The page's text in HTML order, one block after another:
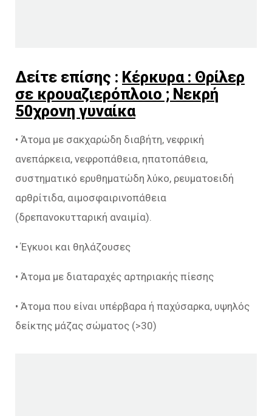
Δείτε επίσης : Κέρκυρα : Θρίλερ
σε κρουαζιερόπλοιο ; Νεκρή
50χρονη γυναίκα
• Άτομα με σακχαρώδη διαβήτη, νεφρική
ανεπάρκεια, νεφροπάθεια, ηπατοπάθεια,
συστηματικό ερυθηματώδη λύκο, ρευματοειδή
αρθρίτιδα, αιμοσφαιρινοπάθεια
(δρεπανοκυτταρική αναιμία).
• Έγκυοι και θηλάζουσες
• Άτομα με διαταραχές αρτηριακής πίεσης
• Άτομα που είναι υπέρβαρα ή παχύσαρκα, υψηλός
δείκτης μάζας σώματος (>30)